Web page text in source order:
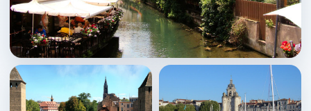
Colmar↗